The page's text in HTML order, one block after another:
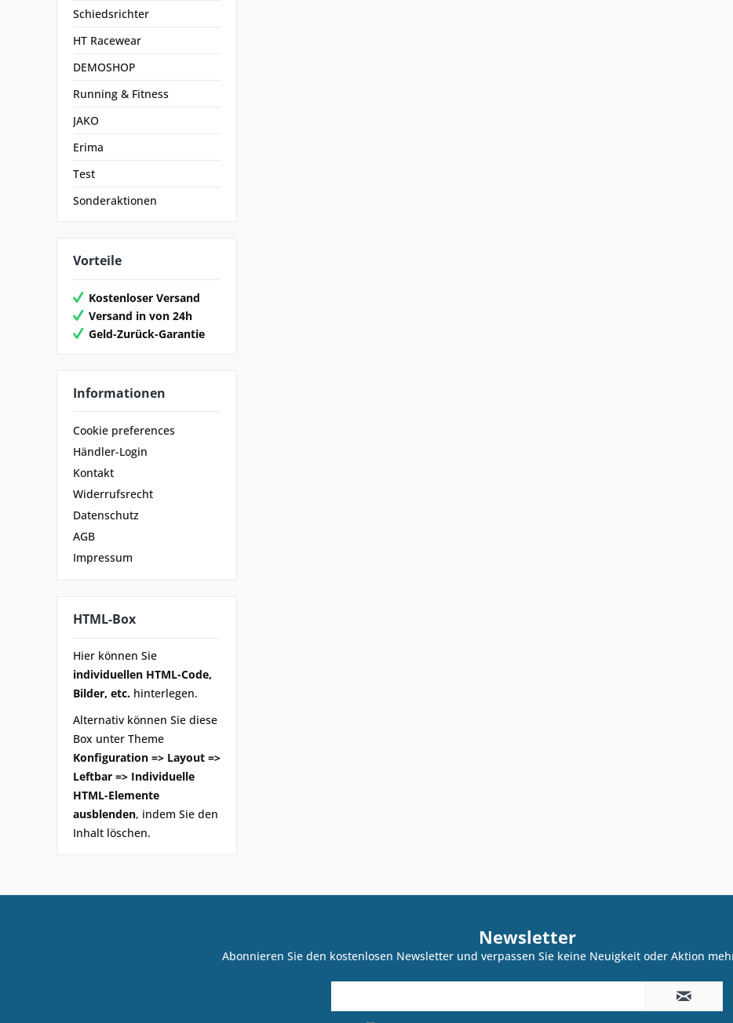
Schiedsrichter
HT Racewear
DEMOSHOP
Running & Fitness
JAKO
Erima
Test
Sonderaktionen
Vorteile
Kostenloser Versand
Versand in von 24h
Geld-Zurück-Garantie
Informationen
Cookie preferences
Händler-Login
Kontakt
Widerrufsrecht
Datenschutz
AGB
Impressum
HTML-Box
Hier können Sie
individuellen HTML-Code,
Bilder, etc. hinterlegen.
Alternativ können Sie diese
Box unter Theme
Konfiguration => Layout =>
Leftbar => Individuelle
HTML-Elemente
ausblenden, indem Sie den
Inhalt löschen.
Newsletter
Abonnieren Sie den kostenlosen Newsletter und verpassen Sie keine Neuigkeit oder Aktion